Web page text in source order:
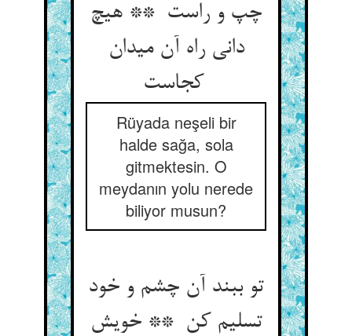
چپ و راست ** هیچ
دانی راه آن میدان
کجاست
Rüyada neşeli bir
halde sağa, sola
gitmektesin. O
meydanın yolu nerede
biliyor musun?
تو ببند آن چشم و خود
تسلیم کن ** خویش